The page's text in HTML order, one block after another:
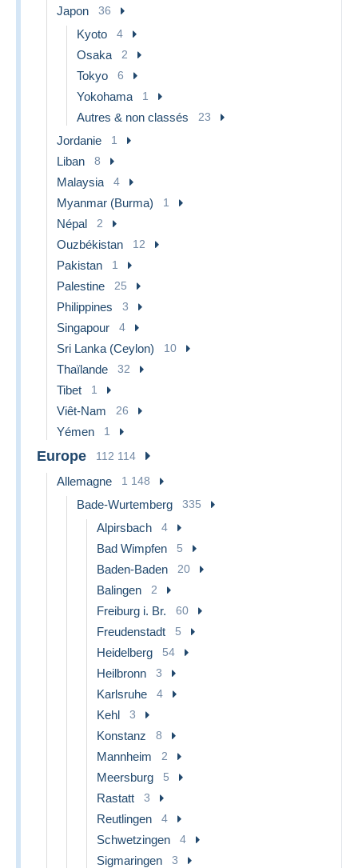
Japon 36
Kyoto 4
Osaka 2
Tokyo 6
Yokohama 1
Autres & non classés 23
Jordanie 1
Liban 8
Malaysia 4
Myanmar (Burma) 1
Népal 2
Ouzbékistan 12
Pakistan 1
Palestine 25
Philippines 3
Singapour 4
Sri Lanka (Ceylon) 10
Thaïlande 32
Tibet 1
Viêt-Nam 26
Yémen 1
Europe 112 114
Allemagne 1 148
Bade-Wurtemberg 335
Alpirsbach 4
Bad Wimpfen 5
Baden-Baden 20
Balingen 2
Freiburg i. Br. 60
Freudenstadt 5
Heidelberg 54
Heilbronn 3
Karlsruhe 4
Kehl 3
Konstanz 8
Mannheim 2
Meersburg 5
Rastatt 3
Reutlingen 4
Schwetzingen 4
Sigmaringen 3